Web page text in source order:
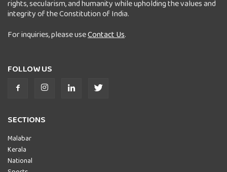
rights, secularism, and humanity while upholding the values and
integrity of the Constitution of India.
For inquiries, please useContact Us.
FOLLOW US
SECTIONS
Malabar
Kerala
National